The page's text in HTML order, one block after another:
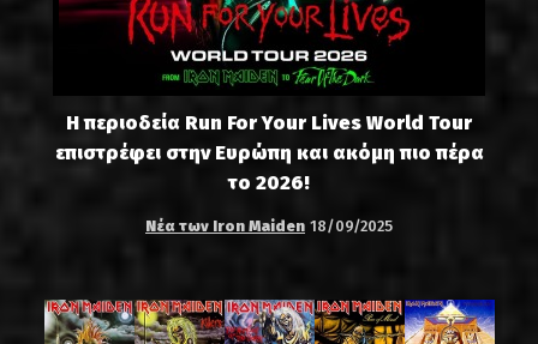
Η περιοδεία Run For Your Lives World Tour
επιστρέφει στην Ευρώπη και ακόμη πιο πέρα
το 2026!
Νέα των Iron Maiden 18/09/2025